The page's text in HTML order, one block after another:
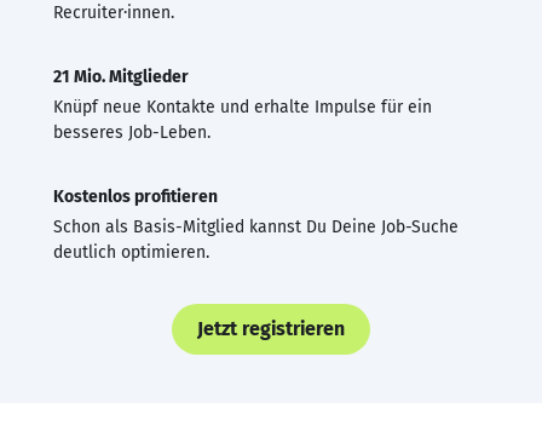
Recruiter·innen.
21 Mio. Mitglieder
Knüpf neue Kontakte und erhalte Impulse für ein
besseres Job-Leben.
Kostenlos profitieren
Schon als Basis-Mitglied kannst Du Deine Job-Suche
deutlich optimieren.
Jetzt registrieren